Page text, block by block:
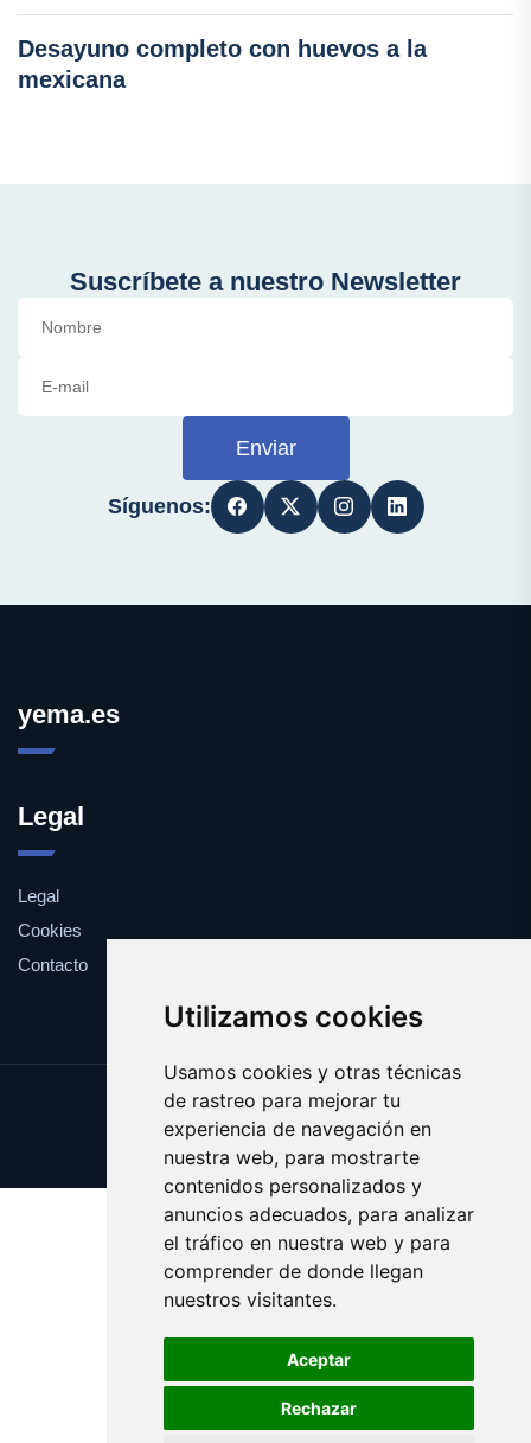
Utilizamos cookies
Usamos cookies y otras técnicas
de rastreo para mejorar tu
experiencia de navegación en
nuestra web, para mostrarte
contenidos personalizados y
anuncios adecuados, para analizar
el tráfico en nuestra web y para
comprender de donde llegan
nuestros visitantes.
Aceptar
Rechazar
Desayuno completo con huevos a la
mexicana
Suscríbete a nuestro Newsletter
Enviar
Síguenos:
yema.es
Legal
Legal
Cookies
Contacto
Update cookies preferences
Copyright © 2025 yema.es